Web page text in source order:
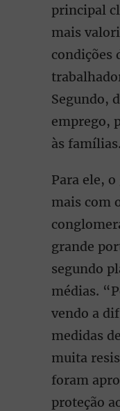
principal
mais
condições
Segundo,
emprego,
às
Para ele,
mais com
grande
segundo
médias.
vendo a
medidas
muita
foram
proteção